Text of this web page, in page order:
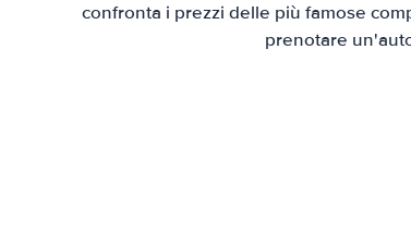
confronta i prezzi delle più famose
prenotare